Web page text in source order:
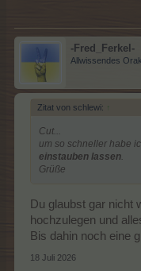
-Fred_Ferkel-
Allwissendes
Zitat von schlewi: ↑
Cut...
um so schneller habe
einstauben lassen.
Grüße
Du glaubst gar nicht
hochzulegen und
Bis dahin noch eine
18 Juli 2026